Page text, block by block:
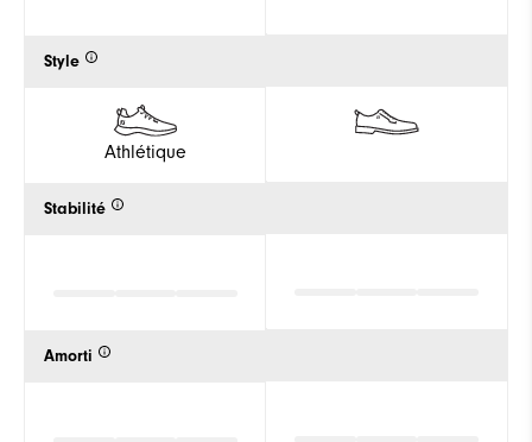
Style
Athlétique
Stabilité
Amorti